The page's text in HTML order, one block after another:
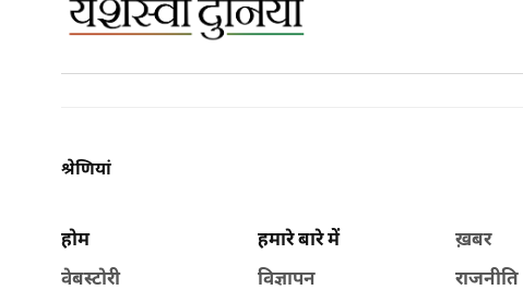
श्रेणियां
होम हमारे बारे में ख़बर
वेबस्टोरी
विज्ञापन राजनीति